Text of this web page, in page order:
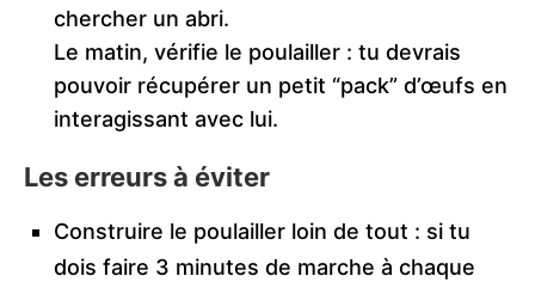
chercher un abri.
Le matin, vérifie le poulailler : tu devrais
pouvoir récupérer un petit “pack” d’œufs en
interagissant avec lui.
Les erreurs à éviter
Construire le poulailler loin de tout : si tu
dois faire 3 minutes de marche à chaque